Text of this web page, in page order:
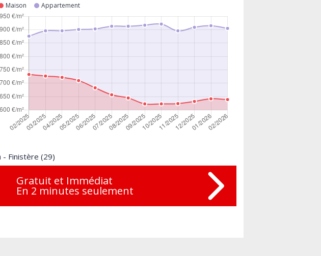
Maison Appartement
- Finistère (29)
Gratuit et Immédiat
En 2 minutes seulement